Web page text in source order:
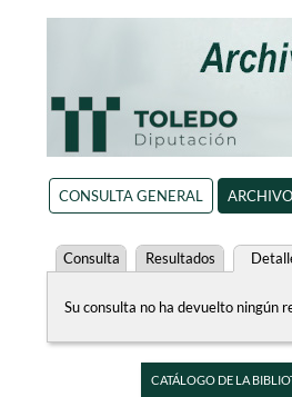
CONSULTA GENERAL ARCHIVO
Consulta Resultados
Su consulta no ha devuelto ningún
CATÁLOGO DE LA